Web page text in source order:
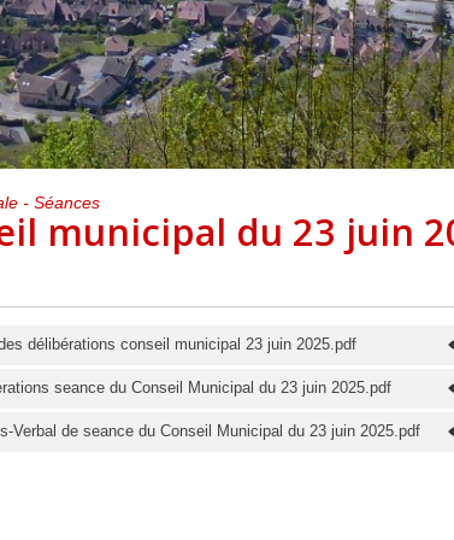
loisirs et
Mercredis
périscolaire
Vacances scolaires
- Séances
municipal du 23 juin
délibérations conseil municipal 23 juin 2025.pdf
seance du Conseil Municipal du 23 juin 2025.pdf
Verbal de seance du Conseil Municipal du 23 juin 2025.pdf